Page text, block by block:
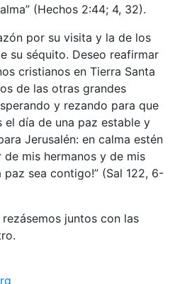
(Hechos 2:44; 4, 32).
por su visita y la de los
su séquito. Deseo reafirmar
cristianos en Tierra Santa
de las otras grandes
y rezando para que
día de una paz estable y
Jerusalén: en calma estén
mis hermanos y de mis
paz sea contigo!” (Sal 122, 6-
juntos con las